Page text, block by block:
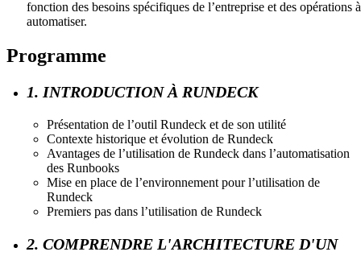
fonction des besoins spécifiques de l’entreprise et des opérations à
automatiser.
Programme
1. INTRODUCTION À RUNDECK
Présentation de l’outil Rundeck et de son utilité
Contexte historique et évolution de Rundeck
Avantages de l’utilisation de Rundeck dans l’automatisation
des Runbooks
Mise en place de l’environnement pour l’utilisation de
Rundeck
Premiers pas dans l’utilisation de Rundeck
2. COMPRENDRE L'ARCHITECTURE D'UN